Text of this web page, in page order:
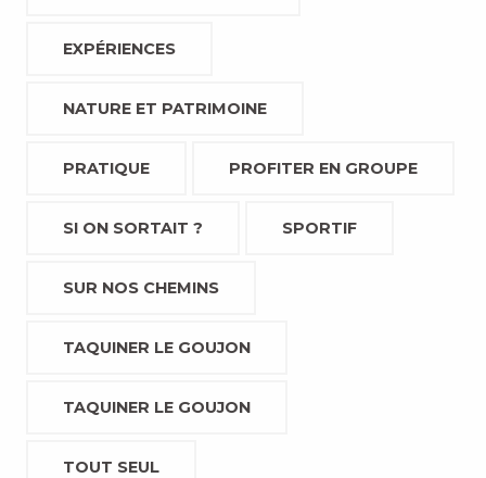
EXPÉRIENCES
NATURE ET PATRIMOINE
PRATIQUE PROFITER EN GROUPE
SI ON SORTAIT ? SPORTIF
SUR NOS CHEMINS
TAQUINER LE GOUJON
TAQUINER LE GOUJON
TOUT SEUL